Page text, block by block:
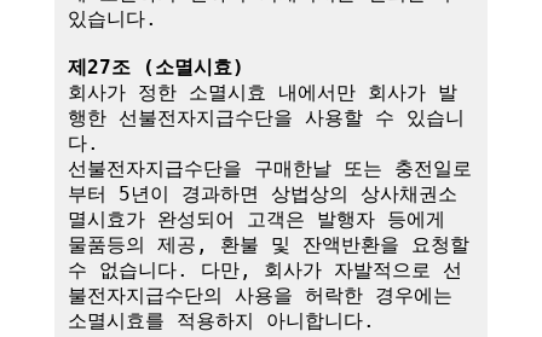
있습니다.
제27조 (소멸시효)
회사가 정한 소멸시효 내에서만 회사가 발
행한 선불전자지급수단을 사용할 수 있습니
다.
선불전자지급수단을 구매한날 또는 충전일로
부터 5년이 경과하면 상법상의 상사채권소
멸시효가 완성되어 고객은 발행자 등에게
물품등의 제공, 환불 및 잔액반환을 요청할
수 없습니다. 다만, 회사가 자발적으로 선
불전자지급수단의 사용을 허락한 경우에는
소멸시효를 적용하지 아니합니다.